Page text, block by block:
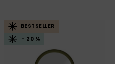
BESTSELLER
- 20 %